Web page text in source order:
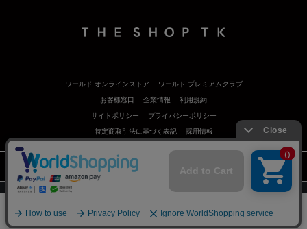
ワールド オンラインストア ワールド プレミアムクラブ
お客様窓口 企業情報 利用規約
サイトポリシー プライバシーポリシー
特定商取引法に基づく表記 採用情報
Copyrights©WORLD CO.,LTD. All rights reserved.
スマートフォン ｜PC